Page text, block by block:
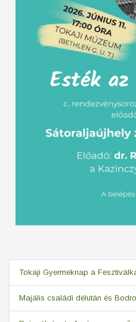
Tokaji Gyermeknap a
Majális családi délután és